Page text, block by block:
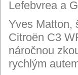
Lefebvrea a
Yves Matton,
Citroën C3
náročnou
rychlým